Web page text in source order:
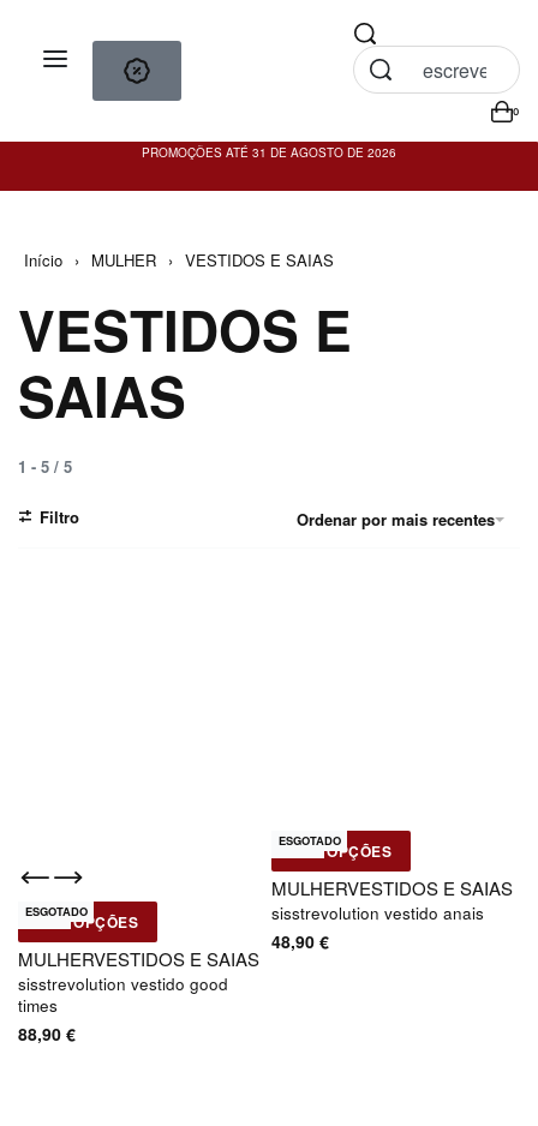
0
PROMOÇÕES ATÉ 31 DE AGOSTO DE 2026
Início › MULHER › VESTIDOS E SAIAS
VESTIDOS E
SAIAS
1 - 5 / 5
Ordenar por mais recentes
Filtro
Novo
ESGOTADO
VER OPÇÕES
Sisstrevolution
MULHERVESTIDOS E SAIAS
sisstrevolution vestido good
times
88,90 €
Novo
ESGOTADO
VER OPÇÕES
Sisstrevolution
MULHERVESTIDOS E SAIAS
sisstrevolution vestido anais
48,90 €